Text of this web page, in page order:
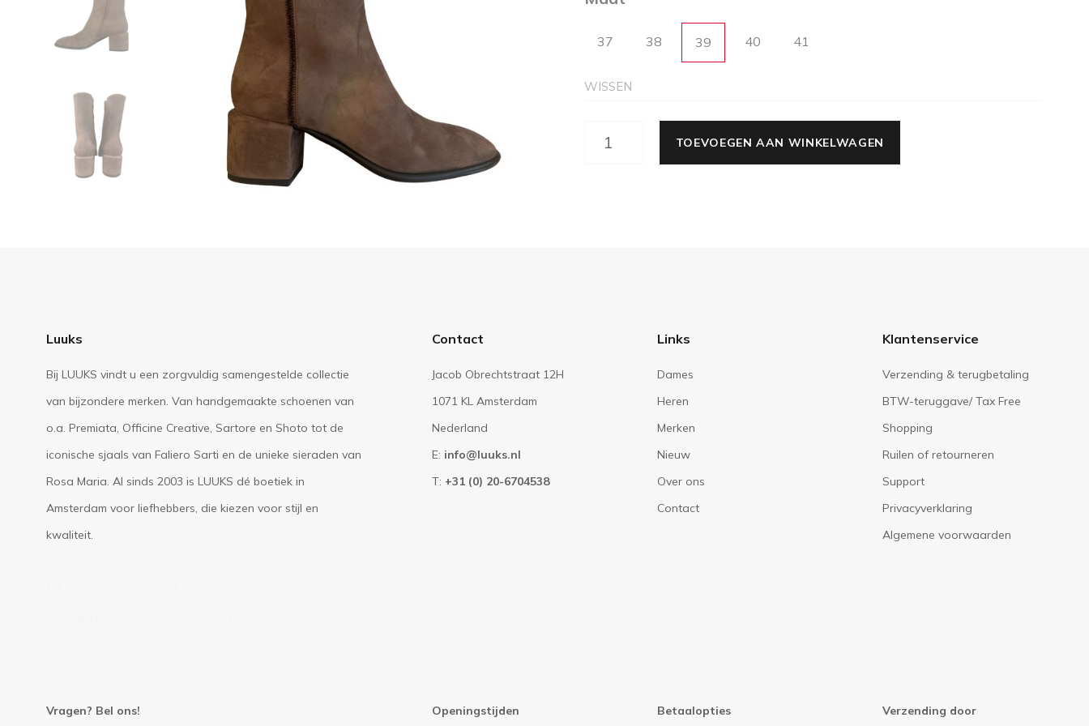
37 38 39 40 41
WISSEN
TOEVOEGEN AAN WINKELWAGEN
Luuks
Bij LUUKS vindt u een zorgvuldig samengestelde collectie
van bijzondere merken. Van handgemaakte schoenen van
o.a. Premiata, Officine Creative, Sartore en Shoto tot de
iconische sjaals van Faliero Sarti en de unieke sieraden van
Rosa Maria. Al sinds 2003 is LUUKS dé boetiek in
Amsterdam voor liefhebbers, die kiezen voor stijl en
kwaliteit.
Contact
Jacob Obrechtstraat 12H
1071 KL Amsterdam
Nederland
E: info@luuks.nl
T: +31 (0) 20-6704538
Links
Dames
Heren
Merken
Nieuw
Over ons
Contact
Klantenservice
Verzending & terugbetaling
BTW-teruggave/ Tax Free
Shopping
Ruilen of retourneren
Support
Privacyverklaring
Algemene voorwaarden
Vragen? Bel ons! Openingstijden Betaalopties Verzending door